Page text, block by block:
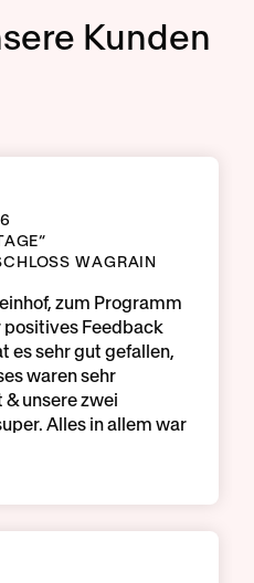
Kunden
WAGRAIN
zum Programm
positives Feedback
es sehr gut gefallen,
waren sehr
unsere zwei
Alles in allem war